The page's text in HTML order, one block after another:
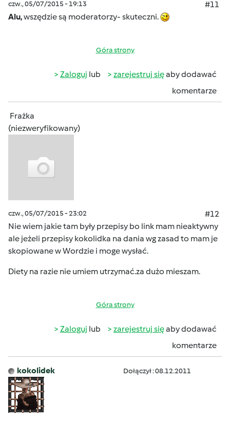
czw., 05/07/2015 - 19:13
#11
Alu,wszędzie są moderatorzy- skuteczni.
Góra strony
Zaloguj lub zarejestruj sięaby dodawać
komentarze
Frażka
(niezweryfikowany)
czw., 05/07/2015 - 23:02
#12
Nie wiem jakie tam były przepisy bo link mam nieaktywny
ale jeżeli przepisy kokolidka na dania wg zasad to mam je
skopiowane w Wordzie i moge wysłać.
Diety na razie nie umiem utrzymać.za dużo mieszam.
Góra strony
Zaloguj lub zarejestruj sięaby dodawać
komentarze
kokolidek Dołączył : 08.12.2011